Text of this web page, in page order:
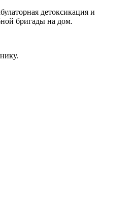
детоксикация и
бригады на дом.